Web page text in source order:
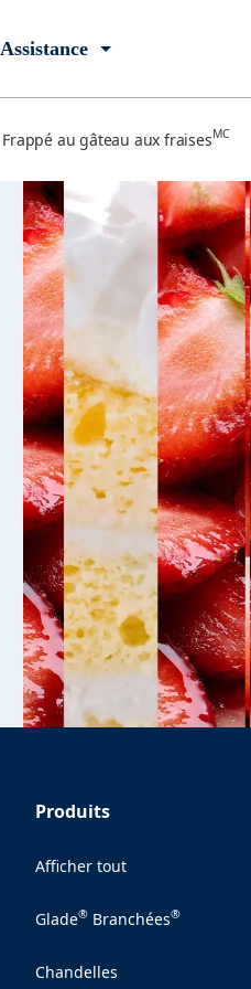
Assistance
Frappé au gâteau aux fraisesMC
Produits
Afficher tout
Glade®Branchées®
Chandelles